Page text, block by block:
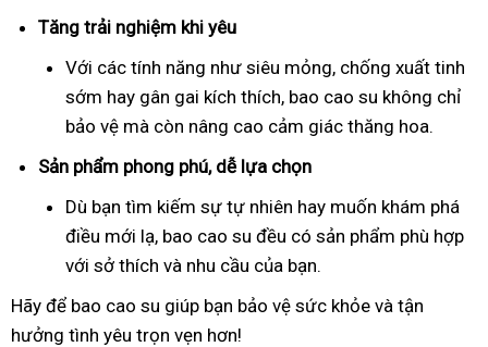
Tăng trải nghiệm khi yêu
Với các tính năng như siêu mỏng, chống xuất tinh
sớm hay gân gai kích thích, bao cao su không chỉ
bảo vệ mà còn nâng cao cảm giác thăng hoa.
Sản phẩm phong phú, dễ lựa chọn
Dù bạn tìm kiếm sự tự nhiên hay muốn khám phá
điều mới lạ, bao cao su đều có sản phẩm phù hợp
với sở thích và nhu cầu của bạn.
Hãy để bao cao su giúp bạn bảo vệ sức khỏe và tận
hưởng tình yêu trọn vẹn hơn!